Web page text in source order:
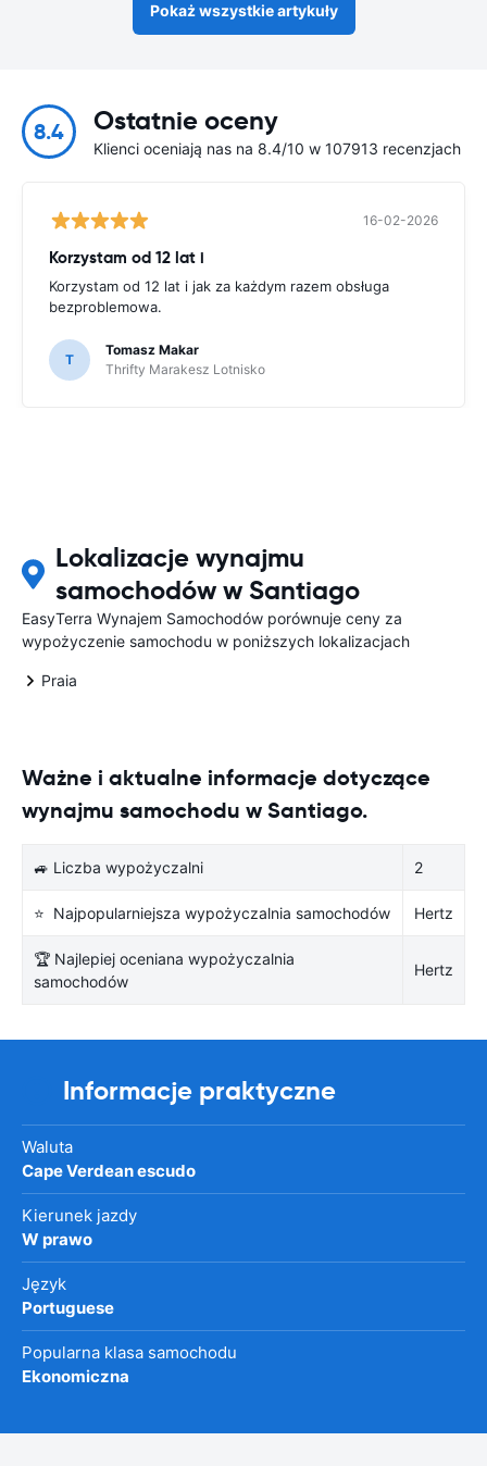
Pokaż wszystkie artykuły
8.4 Ostatnie oceny
Klienci oceniają nas na 8.4/10 w 107913 recenzjach
16-02-2026
Korzystam od 12 lat i
Korzystam od 12 lat i jak za każdym razem obsługa
bezproblemowa.
T
Tomasz Makar
Thrifty Marakesz Lotnisko
Lokalizacje wynajmu
samochodów w Santiago
EasyTerra Wynajem Samochodów porównuje ceny za
wypożyczenie samochodu w poniższych lokalizacjach
Praia
Ważne i aktualne informacje dotyczące
wynajmu samochodu w Santiago.
🚙 Liczba wypożyczalni 2
⭐ Najpopularniejsza wypożyczalnia samochodów Hertz
🏆 Najlepiej oceniana wypożyczalnia
samochodów
Hertz
Informacje praktyczne
Waluta
Cape Verdean escudo
Kierunek jazdy
W prawo
Język
Portuguese
Popularna klasa samochodu
Ekonomiczna